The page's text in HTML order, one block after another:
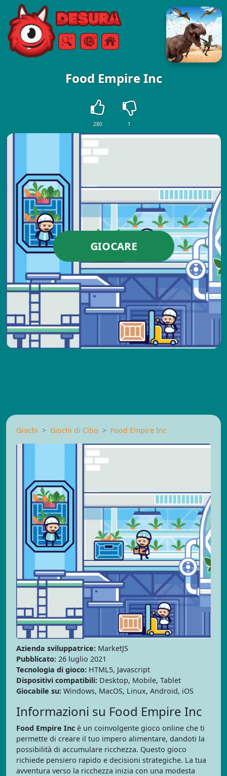
Free Online Games
RicercaMenù
Food Empire Inc
280 1
GIOCARE
Giochi Giochi di Cibo Food Empire Inc
Azienda sviluppatrice: MarketJS
Pubblicato: 26 luglio 2021
Tecnologia di gioco: HTML5, Javascript
Dispositivi compatibili: Desktop, Mobile, Tablet
Giocabile su: Windows, MacOS, Linux, Android, iOS
Informazioni su Food Empire Inc
Food Empire Inc è un coinvolgente gioco online che ti
permette di creare il tuo impero alimentare, dandoti la
possibilità di accumulare ricchezza. Questo gioco
richiede pensiero rapido e decisioni strategiche. La tua
avventura verso la ricchezza inizia con una modesta